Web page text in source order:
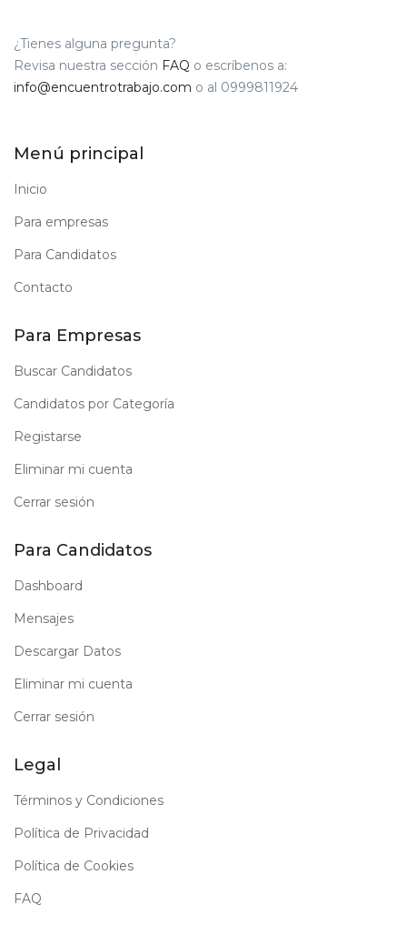
¿Tienes alguna pregunta?
Revisa nuestra sección FAQ o escríbenos a:
info@encuentrotrabajo.com o al 0999811924
Menú principal
Inicio
Para empresas
Para Candidatos
Contacto
Para Empresas
Buscar Candidatos
Candidatos por Categoría
Registarse
Eliminar mi cuenta
Cerrar sesión
Para Candidatos
Dashboard
Mensajes
Descargar Datos
Eliminar mi cuenta
Cerrar sesión
Legal
Términos y Condiciones
Política de Privacidad
Política de Cookies
FAQ